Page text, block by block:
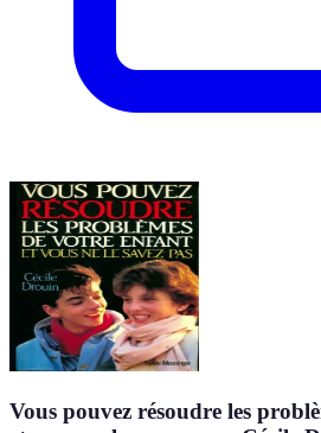
Vous pouvez résoudre les